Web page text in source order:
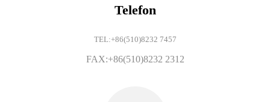
Telefon
TEL:+86(510)8232 7457
FAX:+86(510)8232 2312